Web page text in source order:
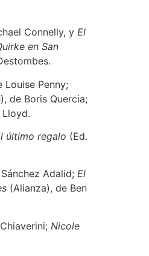
Connelly, y El
en San
Louise Penny;
de Boris Quercia;
último regalo (Ed.
Adalid; El
(Alianza), de Ben
Nicole